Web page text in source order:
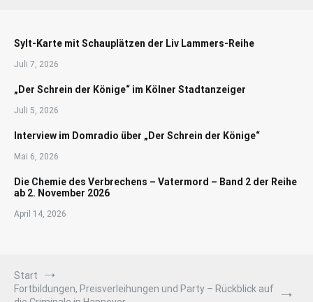
Sylt-Karte mit Schauplätzen der Liv Lammers-Reihe
Juli 7, 2026
„Der Schrein der Könige“ im Kölner Stadtanzeiger
Juli 5, 2026
Interview im Domradio über „Der Schrein der Könige“
Mai 6, 2026
Die Chemie des Verbrechens – Vatermord – Band 2 der Reihe
ab 2. November 2026
April 14, 2026
Start
Fortbildungen, Preisverleihungen und Party – Rückblick auf